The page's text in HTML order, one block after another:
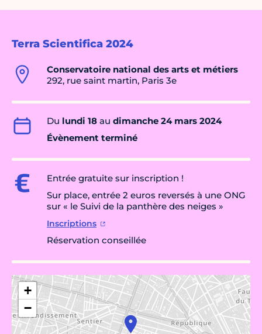
Terra Scientifica 2024
Conservatoire national des arts et métiers
292, rue saint martin, Paris 3e
Du lundi 18 au dimanche 24 mars 2024
Évènement terminé
Entrée gratuite sur inscription !
Sur place, entrée 2 euros reversés à une ONG
sur « le Suivi de la panthère des neiges »
Inscriptions
Réservation conseillée
+
−